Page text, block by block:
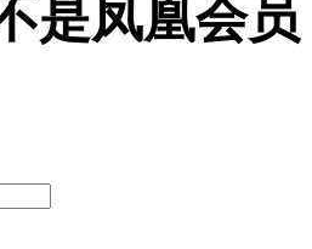
是凤凰会